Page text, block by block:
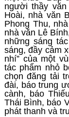
người thầy
Hoài, nhà văn
Phong Thu,
nhà văn Lê
những sáng
sáng, đầy cảm
nhí” của một
tác phẩm nhỏ
chọn đăng tải
đài, báo trung
cành, báo
Thái Bình, báo
phát thanh và